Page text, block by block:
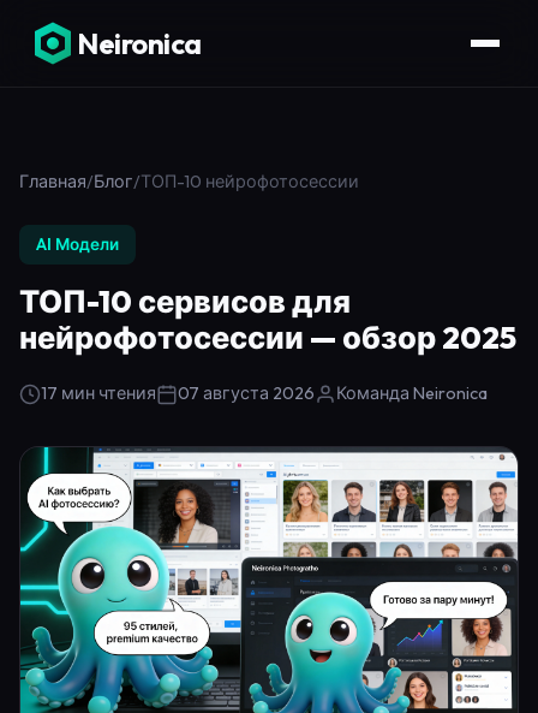
Neironica
Главная/Блог/ТОП-10 нейрофотосессии
AI Модели
ТОП-10 сервисов для
нейрофотосессии — обзор 2025
17 мин чтения 07 августа 2026 Команда Neironica